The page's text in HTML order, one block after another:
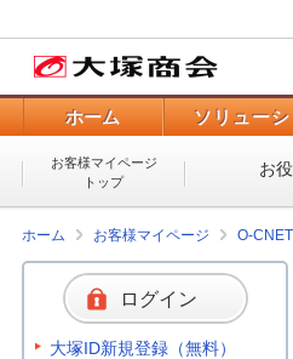
ホーム ソリュー
お客様マイページ
トップ
お
ホーム お客様マイページ O-
ログイン
大塚ID新規登録（無料）